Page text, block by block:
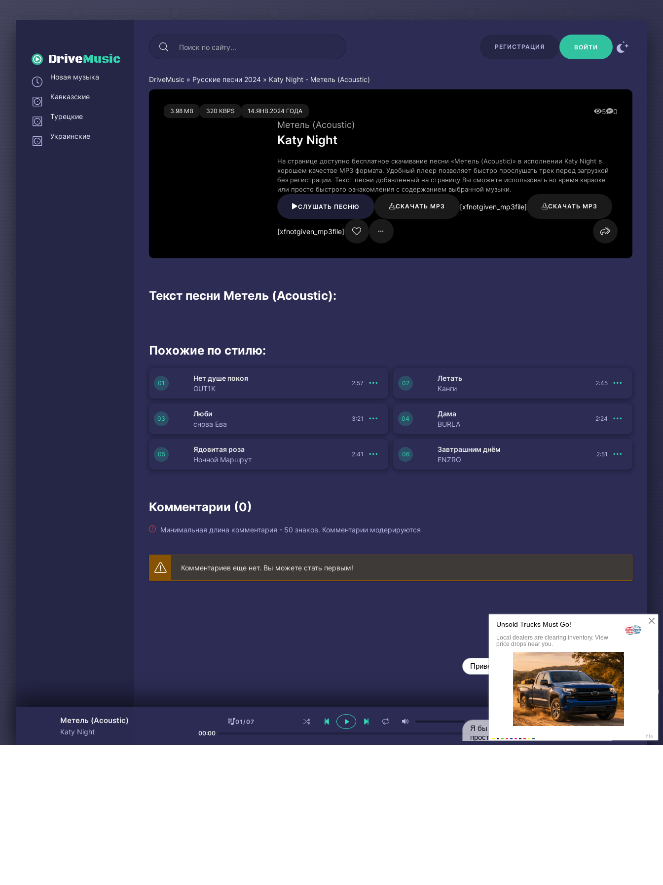
DriveMusic
РЕГИСТРАЦИЯ ВОЙТИ
DriveMusic » Русские песни 2024 » Katy Night - Метель (Acoustic)
3.98 MB 320 KBPS 14.ЯНВ.2024 ГОДА 5 0
0 0
Метель (Acoustic)
Katy Night
На странице доступно бесплатное скачивание песни «Метель (Acoustic)» в исполнении Katy Night в
хорошем качестве MP3 формата. Удобный плеер позволяет быстро прослушать трек перед загрузкой
без регистрации. Текст песни добавленный на страницу Вы сможете использовать во время караоке
или просто быстрого ознакомления с содержанием выбранной музыки.
СЛУШАТЬ ПЕСНЮ СКАЧАТЬ MP3 [xfnotgiven_mp3file] СКАЧАТЬ MP3
[xfnotgiven_mp3file]
Текст песни Метель (Acoustic):
Похожие по стилю:
Нет душе покоя
GUT1K
2:57
Летать
Канги
2:45
Люби
снова Ева
3:21
Дама
BURLA
2:24
Ядовитая роза
Ночной Маршрут
2:41
Завтрашним днём
ENZRO
2:51
Комментарии (0)
Минимальная длина комментария - 50 знаков. Комментарии модерируются
Комментариев еще нет. Вы можете стать первым!
Новая музыка
Кавказские
Турецкие
Украинские
Метель (Acoustic)
Katy Night
01/07
00:00
ДАЛЕЕ
Привет💞